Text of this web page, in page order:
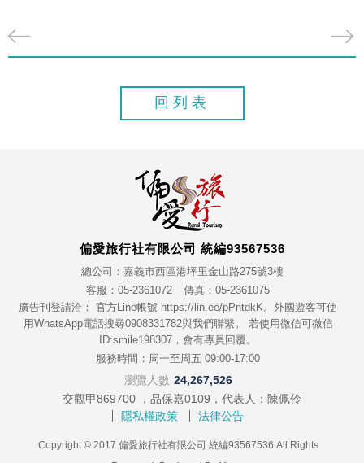
回列表
偏愛旅行社有限公司 統編93567536
總公司：嘉義市西區港坪里金山路275號3樓
客服：05-2361072
傳真：05-2361075
廣告刊登請洽： 官方Line帳號 https://lin.ee/pPntdkK。外國遊客可使
用WhatsApp電話搜尋0908331782與我們聯繫。 若使用微信可微信
ID:smile198307，會有專員回覆。
服務時間：周一至周五 09:00-17:00
瀏覽人數 24,267,526
交觀甲869700 ，品保嘉0109，代表人：陳佩伶
隱私權政策
法律公告
Copyright © 2017 偏愛旅行社有限公司 統編93567536 All Rights